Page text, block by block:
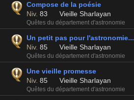
Compose de la poésie
Niv. 83 Vieille Sharlayan
Quêtes du département d'astronomie
Un petit pas pour l'astronomie...
Niv. 85 Vieille Sharlayan
Quêtes du département d'astronomie
Une vieille promesse
Niv. 85 Vieille Sharlayan
Quêtes du département d'astronomie